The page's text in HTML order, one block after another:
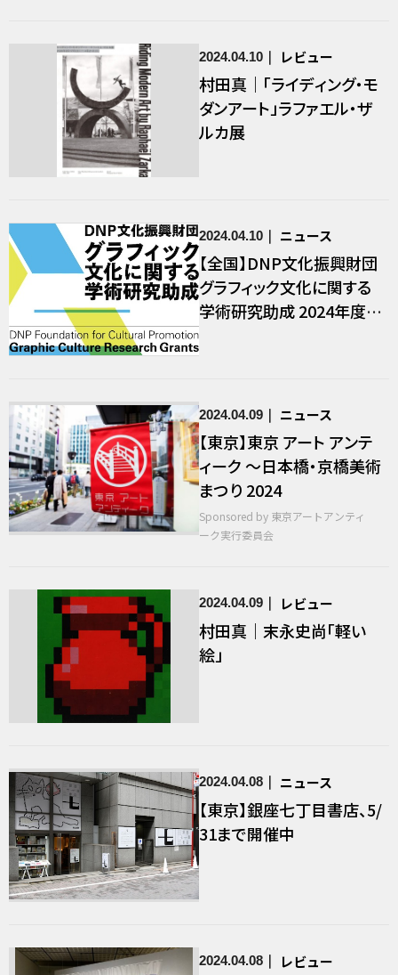
2024.04.10 レビュー
村田真｜「ライディング・モ
ダンアート」ラファエル・ザ
ルカ展
2024.04.10 ニュース
【全国】DNP文化振興財団
グラフィック文化に関する
学術研究助成 2024年度募
2024.04.09 ニュース
【東京】東京 アート アンテ
ィーク 〜日本橋・京橋美術
まつり 2024
Sponsored by 東京アートアンティ
ーク実行委員会
2024.04.09 レビュー
村田真｜末永史尚「軽い
絵」
2024.04.08 ニュース
【東京】銀座七丁目書店、5/
31まで開催中
2024.04.08 レビュー